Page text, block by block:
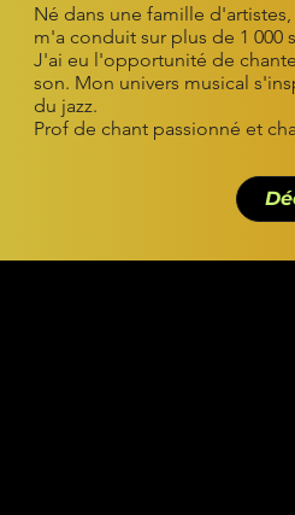
Né dans une famille
m'a conduit sur plus de 1 000
J'ai eu l'opportunité de
son. Mon univers musical
du jazz.
Prof de chant passionné et